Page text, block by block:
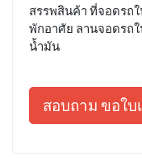
สรรพสินค้า ที่จอดรถ
พักอาศัย ลานจอดรถ
น้ำมัน
สอบถาม ขอใบ